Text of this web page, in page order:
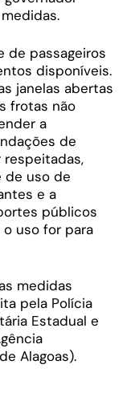
de passageiros
disponíveis.
janelas abertas
frotas não
a
de
de uso de
e a
públicos
uso for para
medidas
pela Polícia
Estadual e
Alagoas).